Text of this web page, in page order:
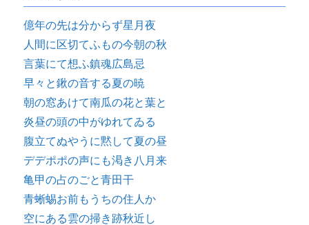
億年の先は分からず星月夜
人間に区切てふもの今朝の秋
言葉にて想ふ鎮魂広島忌
早々と鍬の音する夏の暁
朝の窓あけて南瓜の花と葉と
炎昼の頭の中がゆれてゐる
腹立てぬやうに黙して夏の昼
デデポポの声にも渇き八月来
亀甲の占のごと青田干
青蜥蜴お前もうちの住人か
空にある雲の掃き跡秋近し